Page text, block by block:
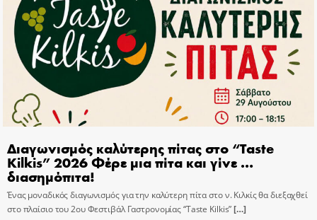
Διαγωνισμός καλύτερης πίτας στο “Taste
Kilkis” 2026 Φέρε μια πίτα και γίνε …
διασημόπιτα!
Ένας μοναδικός διαγωνισμός για την καλύτερη πίτα στο ν. Κιλκίς θα διεξαχθεί
στο πλαίσιο του 2ου Φεστιβάλ Γαστρονομίας “Taste Kilkis”[…]